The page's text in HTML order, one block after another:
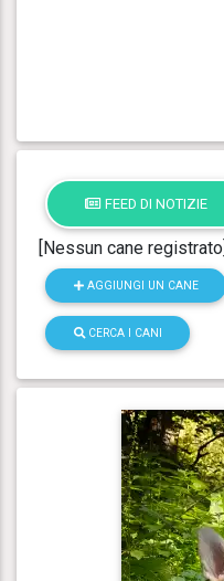
FEED DI NOTIZIE
[Nessun cane registrato]
AGGIUNGI UN CANE
CERCA I CANI